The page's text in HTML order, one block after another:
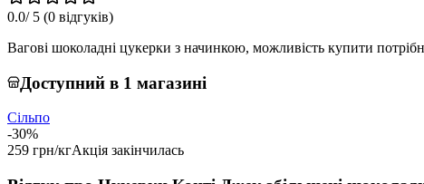
0.0/ 5 (0 відгуків)
Вагові шоколадні цукерки з начинкою, можливість купити
Доступний в 1 магазині
Сільпо
-30%
259 грн/кгАкція закінчилась